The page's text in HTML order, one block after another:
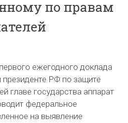
по правам
ежегодного доклада
РФ по защите
главе государства аппарат
федеральное
на выявление